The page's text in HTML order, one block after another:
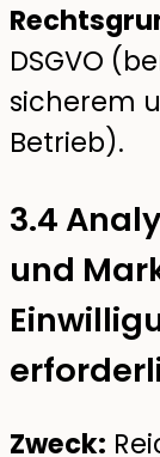
DSGVO
sicherem
Betrieb).
3.4
und
Zweck: